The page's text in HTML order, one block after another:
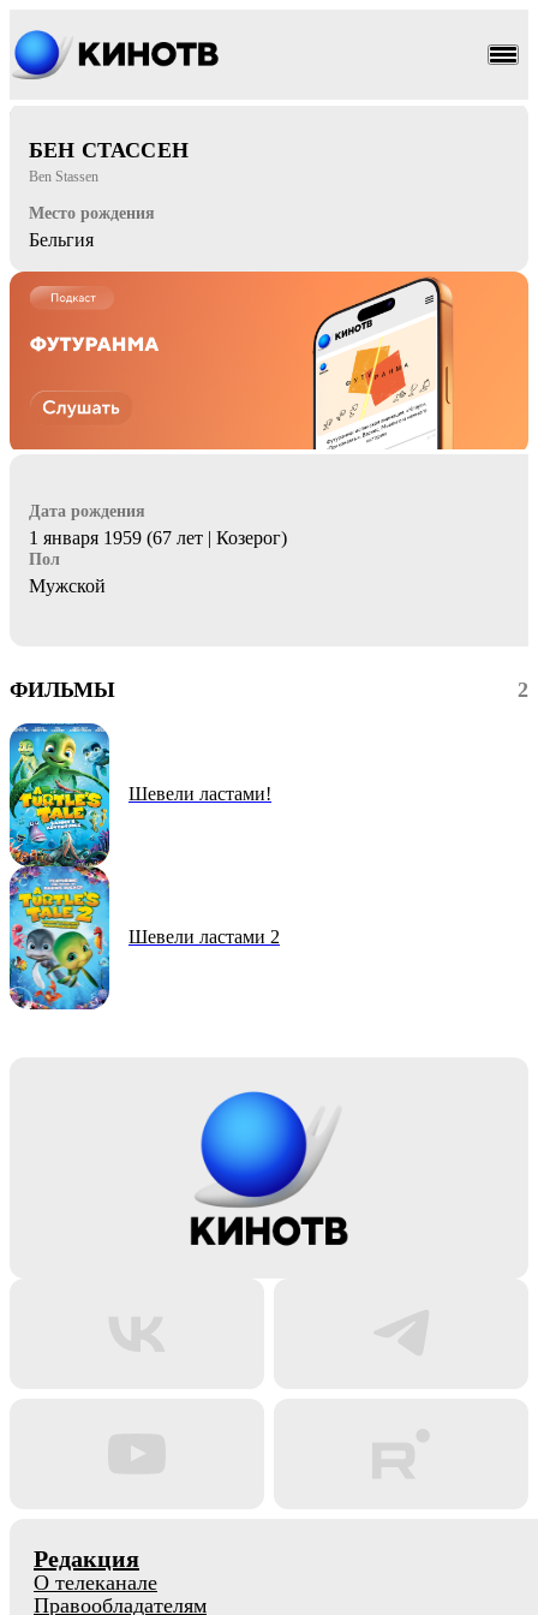
БЕН СТАССЕН
Ben Stassen
Место рождения
Бельгия
Дата рождения
1 января 1959 (67 лет | Козерог)
Пол
Мужской
ФИЛЬМЫ 2
Шевели ластами!
Шевели ластами 2
Редакция
О телеканале
Правообладателям